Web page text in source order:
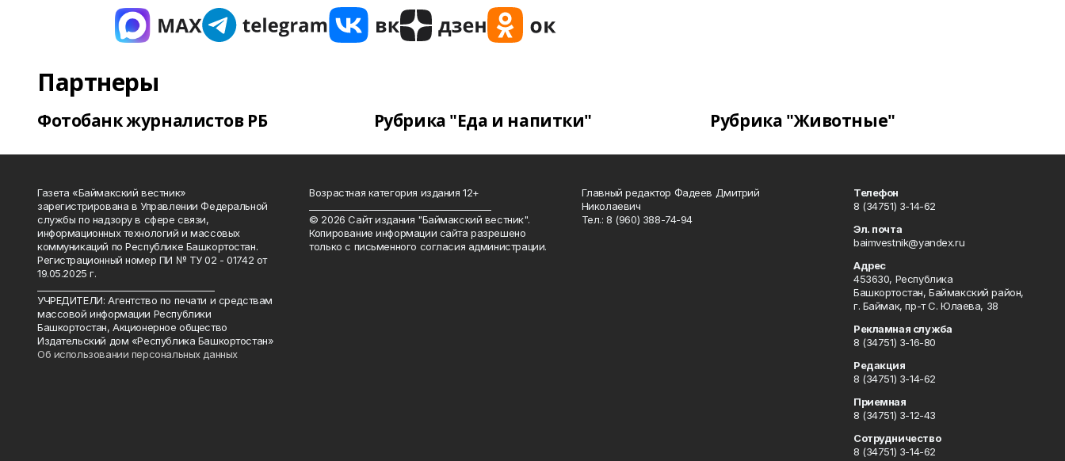
Партнеры
Фотобанк журналистов РБ Рубрика "Еда и напитки" Рубрика "Животные"
Газета «Баймакский вестник»
зарегистрирована в Управлении Федеральной
службы по надзору в сфере связи,
информационных технологий и массовых
коммуникаций по Республике Башкортостан.
Регистрационный номер ПИ № ТУ 02 - 01742 от
19.05.2025 г.
УЧРЕДИТЕЛИ: Агентство по печати и средствам
массовой информации Республики
Башкортостан, Акционерное общество
Издательский дом «Республика Башкортостан»
Об использовании персональных данных
Возрастная категория издания 12+
© 2026 Сайт издания "Баймакский вестник".
Копирование информации сайта разрешено
только с письменного согласия администрации.
Главный редактор Фадеев Дмитрий
Николаевич
Тел.: 8 (960) 388-74-94
Телефон
8 (34751) 3-14-62
Эл. почта
baimvestnik@yandex.ru
Адрес
453630, Республика
Башкортостан, Баймакский район,
г. Баймак, пр-т С. Юлаева, 38
Рекламная служба
8 (34751) 3-16-80
Редакция
8 (34751) 3-14-62
Приемная
8 (34751) 3-12-43
Сотрудничество
8 (34751) 3-14-62